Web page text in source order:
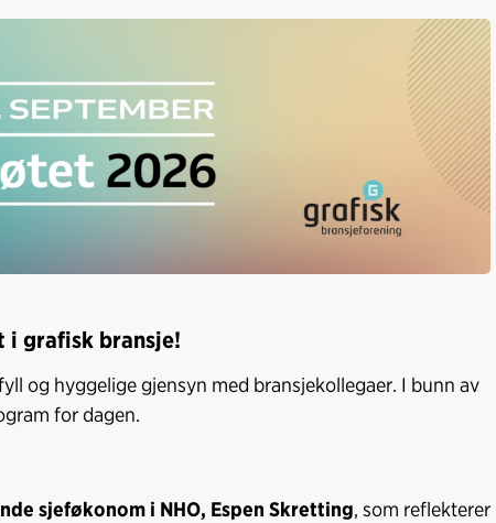
i grafisk bransje!
og hyggelige gjensyn med bransjekollegaer. I bunn av
for dagen.
sjeføkonom i NHO, Espen Skretting, som reflekterer